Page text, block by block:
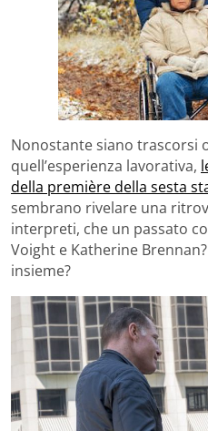
Nonostante siano trascorsi
quell’esperienza lavorativa,
della première della sesta
sembrano rivelare una
interpreti, che un passato
Voight e Katherine
insieme?